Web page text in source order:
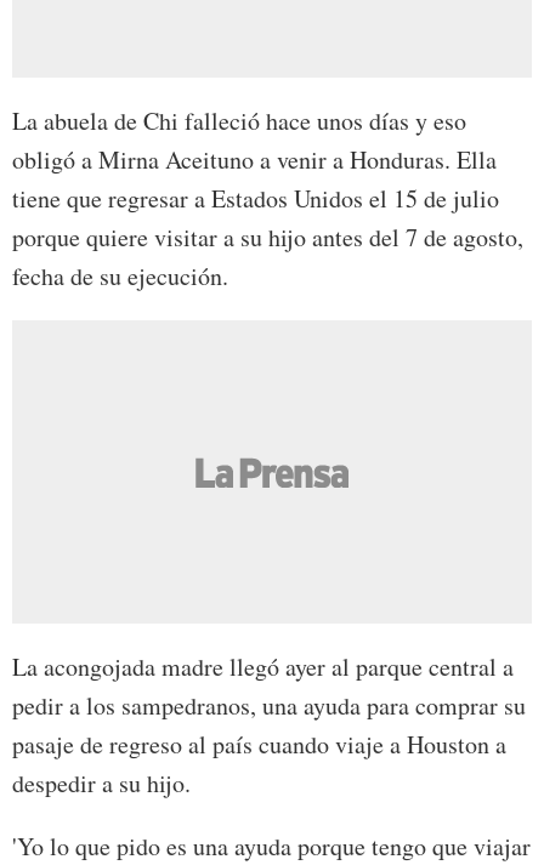
La abuela de Chi falleció hace unos días y eso
obligó a Mirna Aceituno a venir a Honduras. Ella
tiene que regresar a Estados Unidos el 15 de julio
porque quiere visitar a su hijo antes del 7 de agosto,
fecha de su ejecución.
La acongojada madre llegó ayer al parque central a
pedir a los sampedranos, una ayuda para comprar su
pasaje de regreso al país cuando viaje a Houston a
despedir a su hijo.
'Yo lo que pido es una ayuda porque tengo que viajar